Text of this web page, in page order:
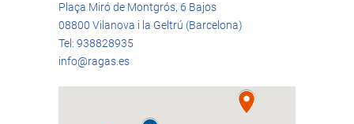
Plaça Miró de Montgrós, 6 Bajos
08800 Vilanova i la Geltrú (Barcelona)
Tel: 938828935
info@ragas.es